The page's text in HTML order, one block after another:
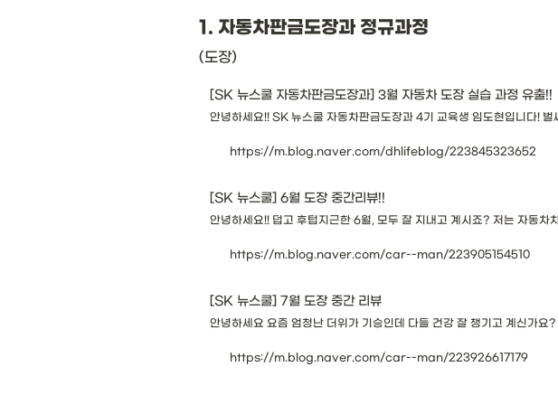
1. 자동차판금도장과 정규과정
(도장)
[SK 뉴스쿨 자동차판금도장과] 3월 자동차 도장 실습 과정 유출!!
안녕하세요!! SK 뉴스쿨 자동차판금도장과 4기 교육생 임도현입니다!
https://m.blog.naver.com/dhlifeblog/223845323652
[SK 뉴스쿨] 6월 도장 중간리뷰!!
안녕하세요!! 덥고 후텁지근한 6월, 모두 잘 지내고 계시죠? 저는 자동차
https://m.blog.naver.com/car--man/223905154510
[SK 뉴스쿨] 7월 도장 중간 리뷰
안녕하세요 요즘 엄청난 더위가 기승인데 다들 건강 잘 챙기고 계신가요
https://m.blog.naver.com/car--man/223926617179